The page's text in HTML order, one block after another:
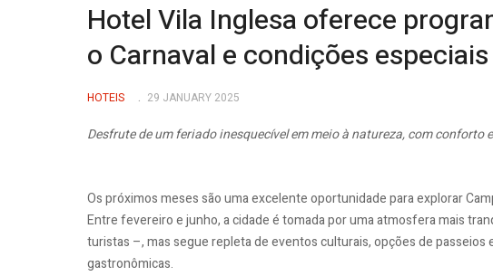
Hotel Vila Inglesa oferece
o Carnaval e condições especiais
HOTEIS 29 JANUARY 2025
Desfrute de um feriado inesquecível em meio à natureza, com conforto
Os próximos meses são uma excelente oportunidade para explorar
Entre fevereiro e junho, a cidade é tomada por uma atmosfera mais
turistas –, mas segue repleta de eventos culturais, opções de passeios
gastronômicas.